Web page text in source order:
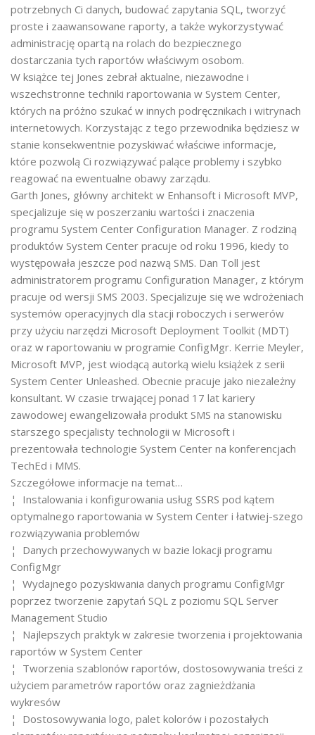
potrzebnych Ci danych, budować zapytania SQL, tworzyć
proste i zaawansowane raporty, a także wykorzystywać
administrację opartą na rolach do bezpiecznego
dostarczania tych raportów właściwym osobom.
W książce tej Jones zebrał aktualne, niezawodne i
wszechstronne techniki raportowania w System Center,
których na próżno szukać w innych podręcznikach i witrynach
internetowych. Korzystając z tego przewodnika będziesz w
stanie konsekwentnie pozyskiwać właściwe informacje,
które pozwolą Ci rozwiązywać palące problemy i szybko
reagować na ewentualne obawy zarządu.
Garth Jones, główny architekt w Enhansoft i Microsoft MVP,
specjalizuje się w poszerzaniu wartości i znaczenia
programu System Center Configuration Manager. Z rodziną
produktów System Center pracuje od roku 1996, kiedy to
występowała jeszcze pod nazwą SMS. Dan Toll jest
administratorem programu Configuration Manager, z którym
pracuje od wersji SMS 2003. Specjalizuje się we wdrożeniach
systemów operacyjnych dla stacji roboczych i serwerów
przy użyciu narzędzi Microsoft Deployment Toolkit (MDT)
oraz w raportowaniu w programie ConfigMgr. Kerrie Meyler,
Microsoft MVP, jest wiodącą autorką wielu książek z serii
System Center Unleashed. Obecnie pracuje jako niezależny
konsultant. W czasie trwającej ponad 17 lat kariery
zawodowej ewangelizowała produkt SMS na stanowisku
starszego specjalisty technologii w Microsoft i
prezentowała technologie System Center na konferencjach
TechEd i MMS.
Szczegółowe informacje na temat…
¦ Instalowania i konfigurowania usług SSRS pod kątem
optymalnego raportowania w System Center i łatwiej-szego
rozwiązywania problemów
¦ Danych przechowywanych w bazie lokacji programu
ConfigMgr
¦ Wydajnego pozyskiwania danych programu ConfigMgr
poprzez tworzenie zapytań SQL z poziomu SQL Server
Management Studio
¦ Najlepszych praktyk w zakresie tworzenia i projektowania
raportów w System Center
¦ Tworzenia szablonów raportów, dostosowywania treści z
użyciem parametrów raportów oraz zagnieżdżania
wykresów
¦ Dostosowywania logo, palet kolorów i pozostałych